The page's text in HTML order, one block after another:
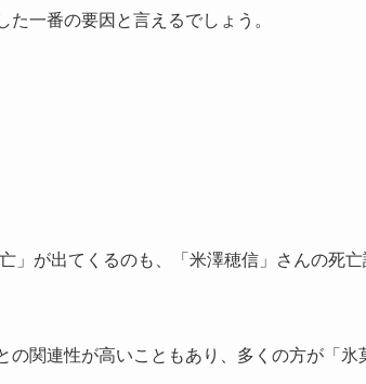
一番の要因と言えるでしょう。
」が出てくるのも、「米澤穂信」さんの死亡
の関連性が高いこともあり、多くの方が「